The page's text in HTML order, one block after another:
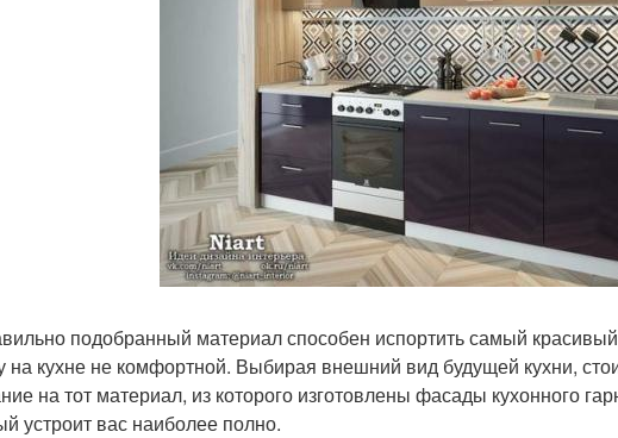
подобранный материал способен испортить самый
на кухне не комфортной. Выбирая внешний вид будущей кухни,
на тот материал, из которого изготовлены фасады кухонного
устроит вас наиболее полно.